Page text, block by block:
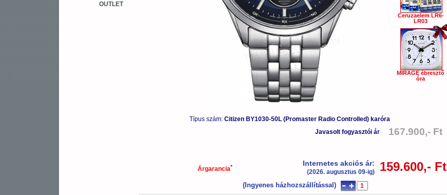
OUTLET
Típus szám: Citizen BY1030-50L (Promaster Radio Controlled) karóra
Ceruzaelem LR6-
LR03
MIRAGE ébresztő
óra
Javasolt fogyasztói ár 167.900,- Ft
Árgarancia* Internetes akciós ár:
(2026. augusztus 09-ig) 159.600,- Ft
(Ingyenes házhozszállítással)